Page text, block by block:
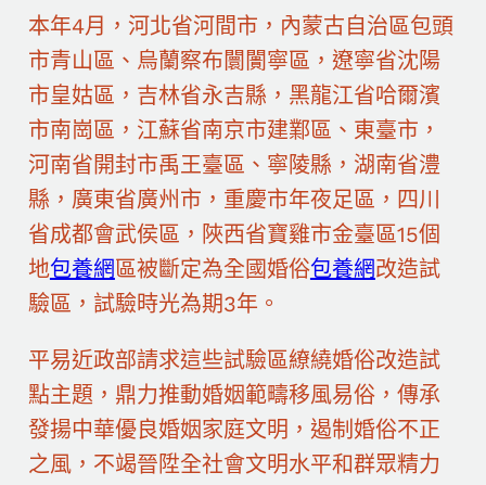
本年4月，河北省河間市，內蒙古自治區包頭
市青山區、烏蘭察布闤闠寧區，遼寧省沈陽
市皇姑區，吉林省永吉縣，黑龍江省哈爾濱
市南崗區，江蘇省南京市建鄴區、東臺市，
河南省開封市禹王臺區、寧陵縣，湖南省澧
縣，廣東省廣州市，重慶市年夜足區，四川
省成都會武侯區，陜西省寶雞市金臺區15個
地包養網區被斷定為全國婚俗包養網改造試
驗區，試驗時光為期3年。
平易近政部請求這些試驗區繚繞婚俗改造試
點主題，鼎力推動婚姻範疇移風易俗，傳承
發揚中華優良婚姻家庭文明，遏制婚俗不正
之風，不竭晉陞全社會文明水平和群眾精力